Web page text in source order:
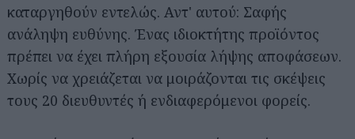
καταργηθούν εντελώς. Αντ' αυτού: Σαφής
ανάληψη ευθύνης. Ένας ιδιοκτήτης προϊόντος
πρέπει να έχει πλήρη εξουσία λήψης αποφάσεων.
Χωρίς να χρειάζεται να μοιράζονται τις σκέψεις
τους 20 διευθυντές ή ενδιαφερόμενοι φορείς.